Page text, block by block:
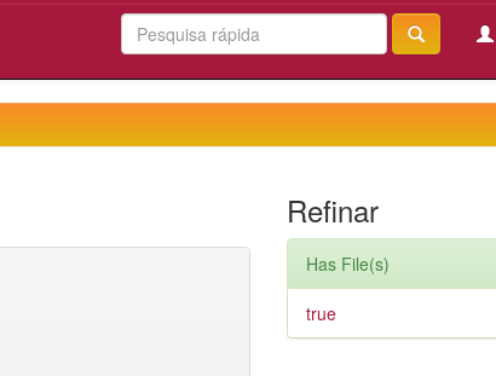
Refinar
Has File(s)
true